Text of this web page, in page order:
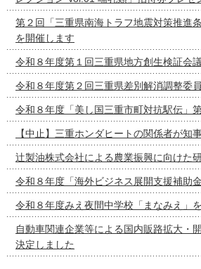
第２回「三重県南海トラフ地震対策推進
を開催します
令和８年度第１回三重県地方創生検証会
令和８年度第２回三重県差別解消調整委
令和８年度「美し国三重市町対抗駅伝」
【中止】三重ホンダヒートの関係者が知
辻製油株式会社による農業振興に向けた
令和８年度「海外ビジネス展開支援補助
令和８年度みえ夜間中学校「まなみえ」
自動車関連企業等による国内販路拡大・
決定しました